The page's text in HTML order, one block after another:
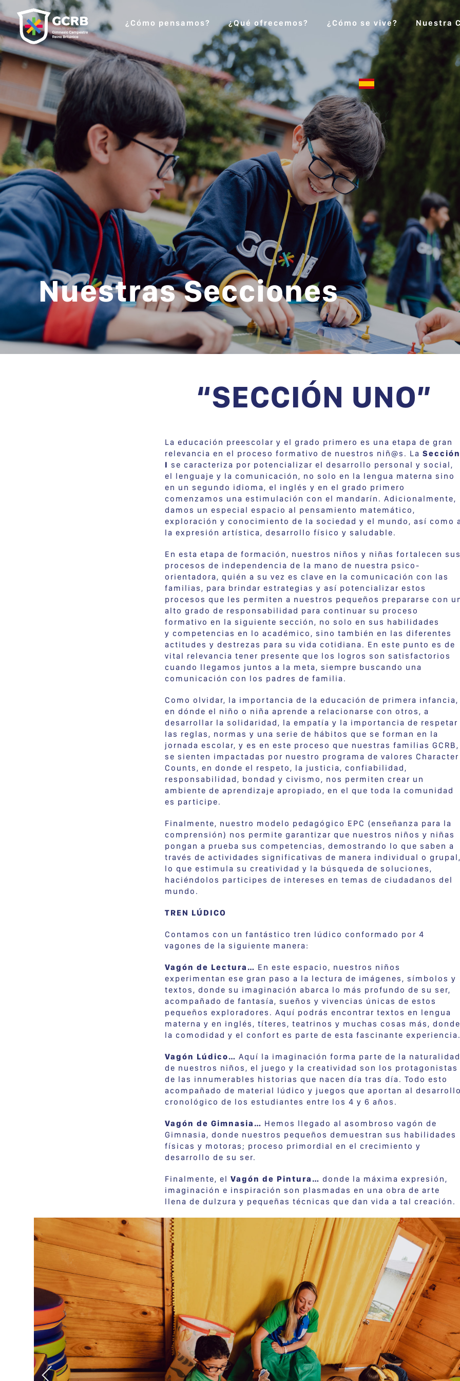
¿Cómo pensamos? ¿Qué ofrecemos? ¿Cómo se vive? Nuestra
Nuestras Secciones
“SECCIÓN UNO”
La educación preescolar y el grado primero es una etapa de gran
relevancia en el proceso formativo de nuestros niñ@s. La Sección
I se caracteriza por potencializar el desarrollo personal y social,
el lenguaje y la comunicación, no solo en la lengua materna sino
en un segundo idioma, el inglés y en el grado primero
comenzamos una estimulación con el mandarín. Adicionalmente,
damos un especial espacio al pensamiento matemático,
exploración y conocimiento de la sociedad y el mundo, así como
la expresión artística, desarrollo físico y saludable.
En esta etapa de formación, nuestros niños y niñas fortalecen
procesos de independencia de la mano de nuestra psico-
orientadora, quién a su vez es clave en la comunicación con las
familias, para brindar estrategias y así potencializar estos
procesos que les permiten a nuestros pequeños prepararse con
alto grado de responsabilidad para continuar su proceso
formativo en la siguiente sección, no solo en sus habilidades
y competencias en lo académico, sino también en las diferentes
actitudes y destrezas para su vida cotidiana. En este punto es de
vital relevancia tener presente que los logros son satisfactorios
cuando llegamos juntos a la meta, siempre buscando una
comunicación con los padres de familia.
Como olvidar, la importancia de la educación de primera infancia,
en dónde el niño o niña aprende a relacionarse con otros, a
desarrollar la solidaridad, la empatía y la importancia de respetar
las reglas, normas y una serie de hábitos que se forman en la
jornada escolar, y es en este proceso que nuestras familias GCRB,
se sienten impactadas por nuestro programa de valores Character
Counts, en donde el respeto, la justicia, confiabilidad,
responsabilidad, bondad y civismo, nos permiten crear un
ambiente de aprendizaje apropiado, en el que toda la comunidad
es participe.
Finalmente, nuestro modelo pedagógico EPC (enseñanza para la
comprensión) nos permite garantizar que nuestros niños y niñas
pongan a prueba sus competencias, demostrando lo que saben a
través de actividades significativas de manera individual o
lo que estimula su creatividad y la búsqueda de soluciones,
haciéndolos participes de intereses en temas de ciudadanos del
mundo.
TREN LÚDICO
Contamos con un fantástico tren lúdico conformado por 4
vagones de la siguiente manera:
Vagón de Lectura… En este espacio, nuestros niños
experimentan ese gran paso a la lectura de imágenes, símbolos y
textos, donde su imaginación abarca lo más profundo de su ser,
acompañado de fantasía, sueños y vivencias únicas de estos
pequeños exploradores. Aquí podrás encontrar textos en lengua
materna y en inglés, títeres, teatrinos y muchas cosas más, donde
la comodidad y el confort es parte de esta fascinante
Vagón Lúdico… Aquí la imaginación forma parte de la naturalidad
de nuestros niños, el juego y la creatividad son los protagonistas
de las innumerables historias que nacen día tras día. Todo esto
acompañado de material lúdico y juegos que aportan al
cronológico de los estudiantes entre los 4 y 6 años.
Vagón de Gimnasia… Hemos llegado al asombroso vagón de
Gimnasia, donde nuestros pequeños demuestran sus habilidades
físicas y motoras; proceso primordial en el crecimiento y
desarrollo de su ser.
Finalmente, el Vagón de Pintura… donde la máxima expresión,
imaginación e inspiración son plasmadas en una obra de arte
llena de dulzura y pequeñas técnicas que dan vida a tal creación.